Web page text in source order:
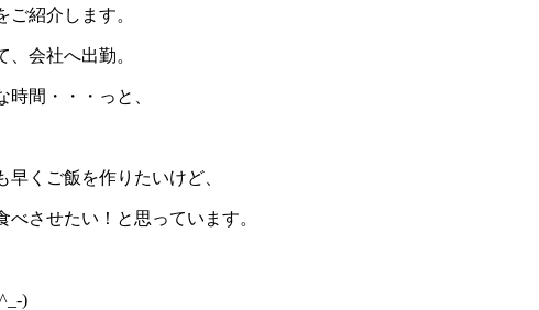
紹介します。
会社へ出勤。
間・・・っと、
くご飯を作りたいけど、
させたい！と思っています。
)